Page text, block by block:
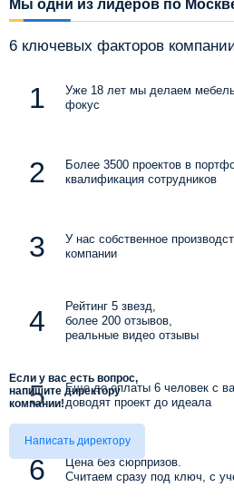
Мы одни из лидеров по
6 ключевых факторов
Уже 18 лет мы делаем
фокус
Более 3500 проектов в
квалификация сотрудников
У нас собственное
компании
Рейтинг 5 звезд,
более 200 отзывов,
реальные видео отзывы
Еще до оплаты 6 человек с
доводят проект до идеала
Цена без сюрпризов.
Считаем сразу под ключ, с
Если у вас есть вопрос,
напишите директору
компании!
Написать директору